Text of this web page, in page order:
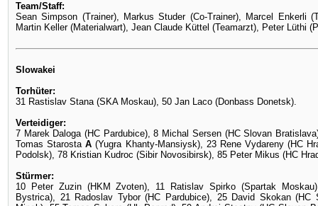
Team/Staff:
Sean Simpson (Trainer), Markus Studer (Co-Trainer), Marcel Enkerli
Martin Keller (Materialwart), Jean Claude Küttel (Teamarzt), Peter Lüthi
Slowakei
Torhüter:
31 Rastislav Stana (SKA Moskau), 50 Jan Laco (Donbass Donetsk).
Verteidiger:
7 Marek Daloga (HC Pardubice), 8 Michal Sersen (HC Slovan
Tomas StarostaA (Yugra Khanty-Mansiysk), 23 Rene Vydareny (HC
Podolsk), 78 Kristian Kudroc (Sibir Novosibirsk), 85 Peter Mikus (HC
Stürmer:
10 Peter Zuzin (HKM Zvoten), 11 Ratislav Spirko (Spartak
Bystrica), 21 Radoslav Tybor (HC Pardubice), 25 David Skokan